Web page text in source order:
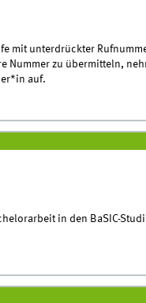
mit unterdrückter
zu übermitteln,
auf.
in den BaSIC-